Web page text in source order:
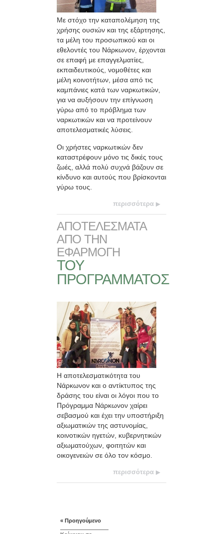
Με στόχο την καταπολέμηση της
χρήσης ουσιών και της εξάρτησης,
τα μέλη του προσωπικού και οι
εθελοντές του Νάρκωνον, έρχονται
σε επαφή με επαγγελματίες,
εκπαιδευτικούς, νομοθέτες και
μέλη κοινοτήτων, μέσα από τις
καμπάνιες κατά των ναρκωτικών,
για να αυξήσουν την επίγνωση
γύρω από το πρόβλημα των
ναρκωτικών και να προτείνουν
αποτελεσματικές λύσεις.
Οι χρήστες ναρκωτικών δεν
καταστρέφουν μόνο τις δικές τους
ζωές, αλλά πολύ συχνά βάζουν σε
κίνδυνο και αυτούς που βρίσκονται
γύρω τους.
περισσότερα
ΑΠΟΤΕΛΕΣΜΑΤΑ
ΑΠΟ ΤΗΝ
ΕΦΑΡΜΟΓΗ
ΤΟΥ
ΠΡΟΓΡΑΜΜΑΤΟΣ
Η αποτελεσματικότητα του
Νάρκωνον και ο αντίκτυπος της
δράσης του είναι οι λόγοι που το
Πρόγραμμα Νάρκωνον χαίρει
σεβασμού και έχει την υποστήριξη
αξιωματικών της αστυνομίας,
κοινοτικών ηγετών, κυβερνητικών
αξιωματούχων, φοιτητών και
οικογενειών σε όλο τον κόσμο.
περισσότερα
« Προηγούμενο